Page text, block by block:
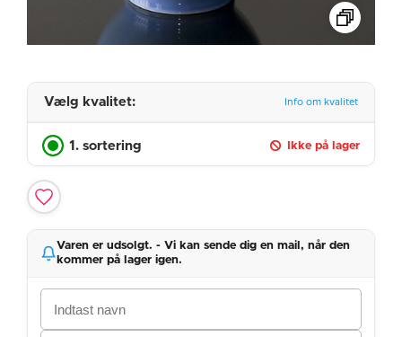
Vælg kvalitet: Info om kvalitet
1. sortering Ikke på lager
Varen er udsolgt. - Vi kan sende dig en mail, når den
kommer på lager igen.